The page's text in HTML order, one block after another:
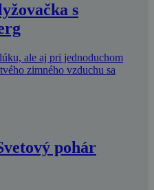
s
ale aj pri jednoduchom
zimného vzduchu sa
pohár